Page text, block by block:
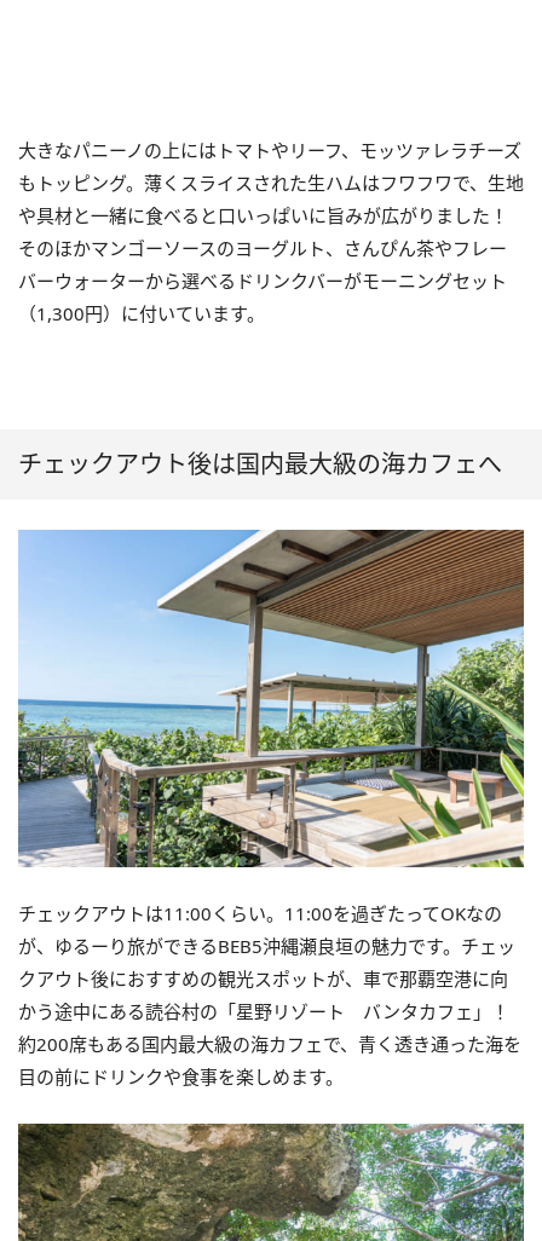
大きなパニーノの上にはトマトやリーフ、モッツァレラチーズ
もトッピング。薄くスライスされた生ハムはフワフワで、生地
や具材と一緒に食べると口いっぱいに旨みが広がりました！
そのほかマンゴーソースのヨーグルト、さんぴん茶やフレー
バーウォーターから選べるドリンクバーがモーニングセット
（1,300円）に付いています。
チェックアウト後は国内最大級の海カフェへ
チェックアウトは11:00くらい。11:00を過ぎたってOKなの
が、ゆるーり旅ができるBEB5沖縄瀬良垣の魅力です。チェッ
クアウト後におすすめの観光スポットが、車で那覇空港に向
かう途中にある読谷村の「星野リゾート バンタカフェ」！
約200席もある国内最大級の海カフェで、青く透き通った海を
目の前にドリンクや食事を楽しめます。